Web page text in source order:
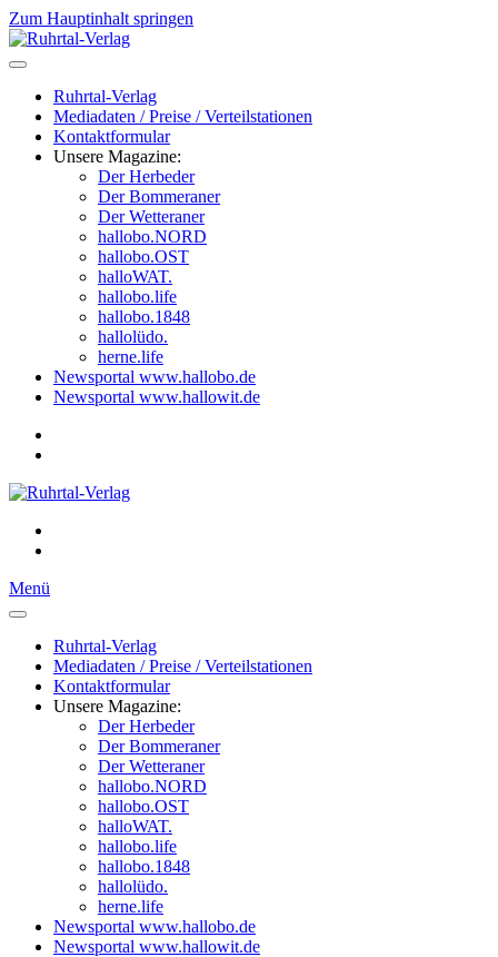
Zum Hauptinhalt springen
Ruhrtal-Verlag
Mediadaten / Preise / Verteilstationen
Kontaktformular
Unsere Magazine:
Der Herbeder
Der Bommeraner
Der Wetteraner
hallobo.NORD
hallobo.OST
halloWAT.
hallobo.life
hallobo.1848
hallolüdo.
herne.life
Newsportal www.hallobo.de
Newsportal www.hallowit.de
Menü
Ruhrtal-Verlag
Mediadaten / Preise / Verteilstationen
Kontaktformular
Unsere Magazine:
Der Herbeder
Der Bommeraner
Der Wetteraner
hallobo.NORD
hallobo.OST
halloWAT.
hallobo.life
hallobo.1848
hallolüdo.
herne.life
Newsportal www.hallobo.de
Newsportal www.hallowit.de